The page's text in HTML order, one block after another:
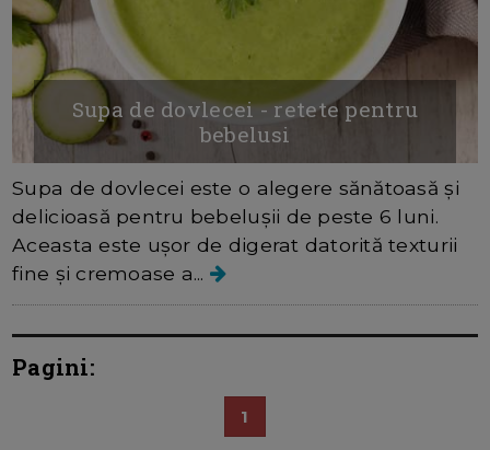
Supa de dovlecei - retete pentru
bebelusi
Supa de dovlecei este o alegere sănătoasă și
delicioasă pentru bebelușii de peste 6 luni.
Aceasta este ușor de digerat datorită texturii
fine și cremoase a...
Pagini:
1